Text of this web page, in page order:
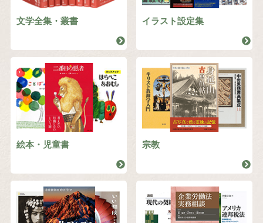
文学全集・叢書 イラスト設定集
絵本・児童書 宗教